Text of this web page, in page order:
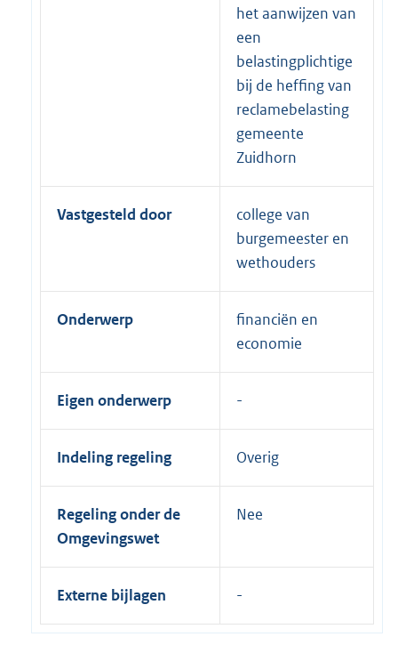
het aanwijzen van
een
belastingplichtige
bij de heffing van
reclamebelasting
gemeente
Zuidhorn
Vastgesteld door
college van
burgemeester en
wethouders
Onderwerp
financiën en
economie
Eigen onderwerp
Indeling regeling Overig
Regeling onder de
Omgevingswet
Nee
Externe bijlagen